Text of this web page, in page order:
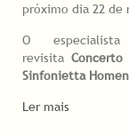
próximo dia 22 de
O
revisita
Sinfonietta
Ler mais